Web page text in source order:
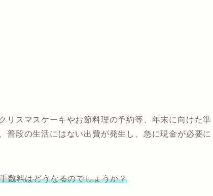
リスマスケーキやお節料理の予約等、年末に向けた準
普段の生活にはない出費が発生し、急に現金が必要に
数料はどうなるのでしょうか？